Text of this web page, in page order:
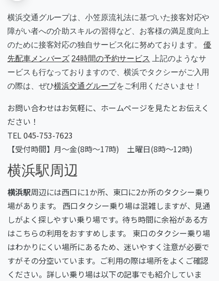
横浜交通グループは、小笠原流礼法に基づいた接客対応や
障がい者への介助スキルの習得など、お客様の満足度向上
のために接客対応の独自サービス化に努めております。優
先配車メンバーズ 24時間の予約サービス
上記のようなサ
ービスも行なっておりますので、横浜でタクシーがご入用
の際は、ぜひ横浜交通グループをご利用くださいませ！
お問い合わせはお気軽に、ホームページを見たとお伝えく
ださい！
TEL045-753-7623
【受付時間】月～金(8時～17時) 土曜日(8時～12時)
横浜駅周辺
横浜駅周辺には西口に1か所、東口に2か所のタクシー乗り
場があります。 西口タクシー乗り場は混雑しますが、見通
しがよく探しやすい乗り場です。待ち時間に余裕がある方
はこちらの利用をおすすめします。 東口のタクシー乗り場
はわかりにくい場所にあるため、迷いやすく注意が必要で
すがその分空いています。ご利用の際は場所をよくご確認
ください。詳しい乗り場は以下の記事でも紹介していま